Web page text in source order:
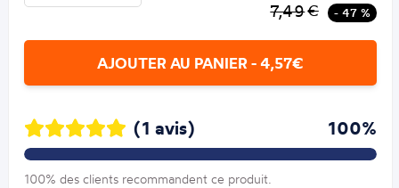
7,49€ - 47 %
AJOUTER AU PANIER - 4,57€
(1 avis) 100%
100% des clients recommandent ce produit.